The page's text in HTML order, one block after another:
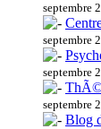
septembre
septembre
septembre
septembre
Blog